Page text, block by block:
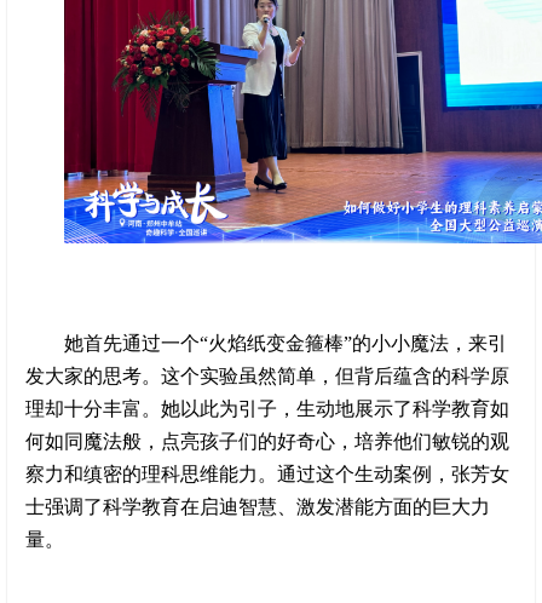
她首先通过一个“火焰纸变金箍棒”的小小魔法，来引
发大家的思考。这个实验虽然简单，但背后蕴含的科学原
理却十分丰富。她以此为引子，生动地展示了科学教育如
何如同魔法般，点亮孩子们的好奇心，培养他们敏锐的观
察力和缜密的理科思维能力。通过这个生动案例，张芳女
士强调了科学教育在启迪智慧、激发潜能方面的巨大力
量。